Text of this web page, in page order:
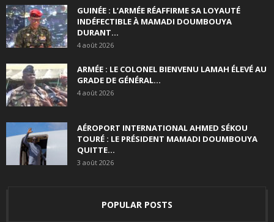
GUINÉE : L’ARMÉE RÉAFFIRME SA LOYAUTÉ
INDÉFECTIBLE À MAMADI DOUMBOUYA
DURANT...
4 août 2026
ARMÉE : LE COLONEL BIENVENU LAMAH ÉLEVÉ AU
GRADE DE GÉNÉRAL...
4 août 2026
AÉROPORT INTERNATIONAL AHMED SÉKOU
TOURÉ : LE PRÉSIDENT MAMADI DOUMBOUYA
QUITTE...
3 août 2026
POPULAR POSTS